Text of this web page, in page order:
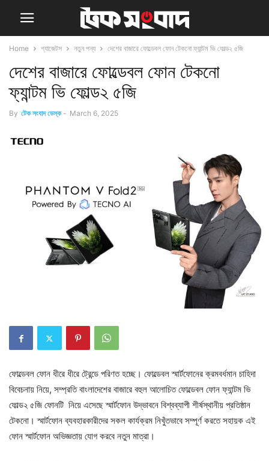
Home গ্যাজেটস নতুন পন্য দেশের বাজারে ফোল্ডেবল ফোন টেকনো ফ্যান্টম ভি ফোল্ড২ ৫জি
দেশের বাজারে ফোল্ডেবল ফোন টেকনো
ফ্যান্টম ভি ফোল্ড২ ৫জি
By টেক সংবাদ ডেস্ক - March 6, 2025
ফোল্ডেবল ফোন ধীরে ধীরে ট্রেন্ডে পরিণত হচ্ছে। ফোল্ডেবল স্মার্টফোনের ক্রমবর্ধমান চাহিদা
বিবেচনায় নিয়ে, সম্প্রতি বাংলাদেশের বাজারে বহুল আলোচিত ফোল্ডেবল ফোন ফ্যান্টম ভি
ফোল্ড২ ৫জি ফোনটি নিয়ে এসেছে স্মার্টফোন উদ্ভাবনে বিশ্বব্যাপী শীর্ষস্থানীয় প্রতিষ্ঠান
টেকনো। স্মার্টফোন ব্যবহারকারীদের সকল কার্যক্রম নিখুঁতভাবে সম্পূর্ণ করতে সহায়ক এই
ফোন স্মার্টফোন অভিজ্ঞতায় যোগ করবে নতুন মাত্রা।